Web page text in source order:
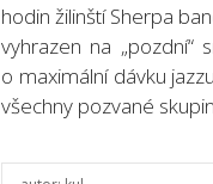
hodin žilinští Sherpa
vyhrazen na „pozdní“
o maximální dávku
všechny pozvané